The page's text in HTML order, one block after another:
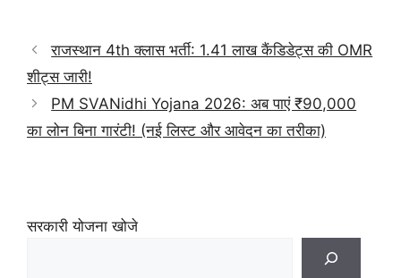
राजस्थान 4th क्लास भर्ती: 1.41 लाख कैंडिडेट्स की OMR
शीट्स जारी!
PM SVANidhi Yojana 2026: अब पाएं ₹90,000
का लोन बिना गारंटी! (नई लिस्ट और आवेदन का तरीका)
सरकारी योजना खोजे